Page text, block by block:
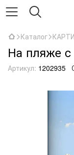
Каталог
На пляже
Артикул: 1202935